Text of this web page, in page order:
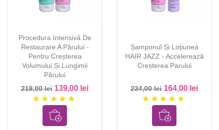
Procedura Intensivă De
Restaurare A Părului -
Pentru Creșterea
Volumului Și Lungimii
Părului
218,00 lei 139,00 lei
star star star star star
Șamponul Și Loțiunea
HAIR JAZZ - Accelerează
Creșterea Parului
234,00 lei 164,00 lei
star star star star star